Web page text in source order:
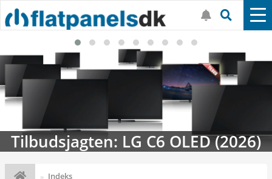
Tilbudsjagten: LG C6 OLED (2026)
Indeks